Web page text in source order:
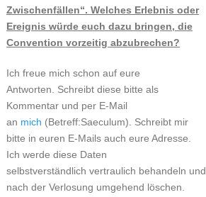
Zwischenfällen“. Welches Erlebnis oder
Ereignis würde euch dazu bringen, die
Convention vorzeitig abzubrechen?
Ich freue mich schon auf eure
Antworten. Schreibt diese bitte als
Kommentar und per E-Mail
an mich (Betreff:Saeculum). Schreibt mir
bitte in euren E-Mails auch eure Adresse.
Ich werde diese Daten
selbstverständlich vertraulich behandeln und
nach der Verlosung umgehend löschen.